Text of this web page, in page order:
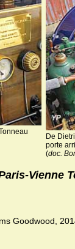
De
porte
(doc.
Vienne
Goodwood,